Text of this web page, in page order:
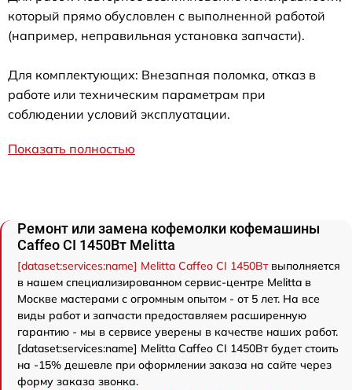
который прямо обусловлен с выполненной работой
(например, неправильная установка запчасти).
Для комплектующих: Внезапная поломка, отказ в
работе или техническим параметрам при
соблюдении условий эксплуатации.
Показать полностью
Ремонт или замена кофемолки кофемашины
Caffeo CI 1450Вт Melitta
[dataset:services:name] Melitta Caffeo CI 1450Втвыполняется
в нашем специализированном сервис-центре Melitta в
Москве мастерами с огромным опытом - от 5 лет. На все
виды работ и запчасти предоставляем расширенную
гарантию - мы в сервисе уверены в качестве наших работ.
[dataset:services:name] Melitta Caffeo CI 1450Вт будет стоить
на -15% дешевле при оформлении заказа на сайте через
форму заказа звонка.